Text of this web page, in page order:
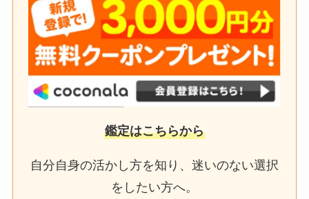
鑑定はこちらから
自分自身の活かし方を知り、迷いのない選択
をしたい方へ。